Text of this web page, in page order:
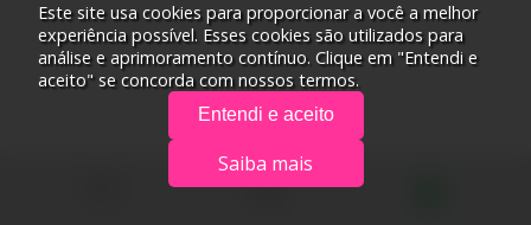
Este site usa cookies para proporcionar a você a melhor
experiência possível. Esses cookies são utilizados para
análise e aprimoramento contínuo. Clique em "Entendi e
aceito" se concorda com nossos termos.
Entendi e aceito
Saiba mais